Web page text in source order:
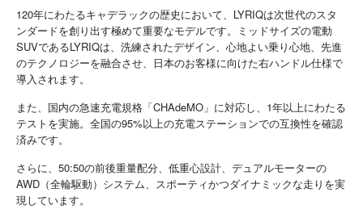
120年にわたるキャデラックの歴史において、LYRIQは次世代のスタ
ンダードを創り出す極めて重要なモデルです。ミッドサイズの電動
SUVであるLYRIQは、洗練されたデザイン、心地よい乗り心地、先進
のテクノロジーを融合させ、日本のお客様に向けた右ハンドル仕様で
導入されます。
また、国内の急速充電規格「CHAdeMO」に対応し、1年以上にわたる
テストを実施。全国の95%以上の充電ステーションでの互換性を確認
済みです。
さらに、50:50の前後重量配分、低重心設計、デュアルモーターの
AWD（全輪駆動）システム、スポーティかつダイナミックな走りを実
現しています。